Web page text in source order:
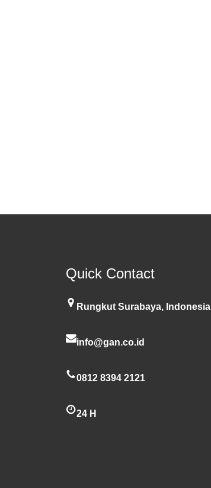
Quick Contact
Rungkut Surabaya, Indonesia
info@gan.co.id
0812 8394 2121
24 H